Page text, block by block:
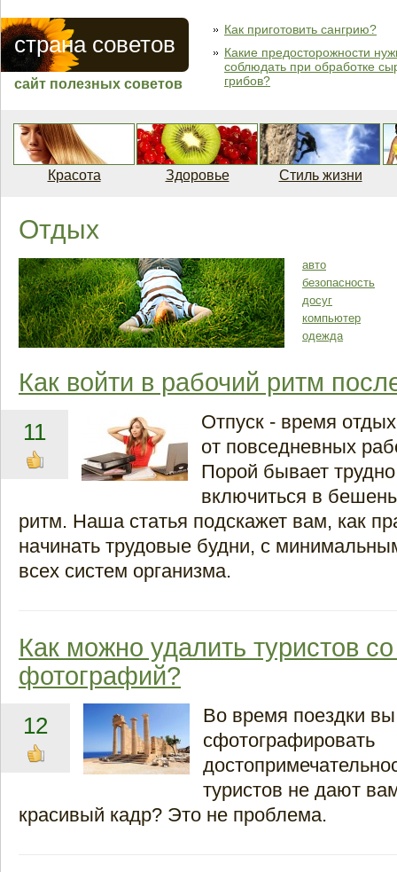
страна советов
сайт полезных советов
Как приготовить сангрию?
Какие предосторожности
соблюдать при обработке
грибов?
Красота Здоровье Стиль жизни
Отдых
авто
безопасность
досуг
компьютер
одежда
Как войти в рабочий ритм
11
Отпуск - время
от повседневных
Порой бывает
включиться в
ритм. Наша статья подскажет вам, как
начинать трудовые будни, с
всех систем организма.
Как можно удалить туристов
фотографий?
12
Во время поездки вы
сфотографировать
туристов не дают
красивый кадр? Это не проблема.